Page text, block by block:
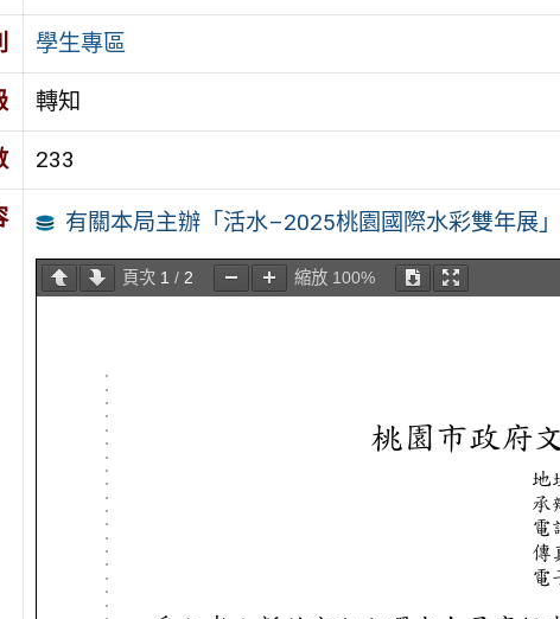
學生專區
轉知
233
有關本局主辦「活水–2025桃園國際水彩雙年展
頁次 1 / 2 縮放 100%